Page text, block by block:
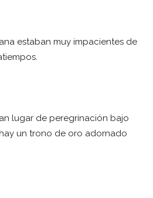
estaban muy impacientes de
lugar de peregrinación bajo
un trono de oro adornado